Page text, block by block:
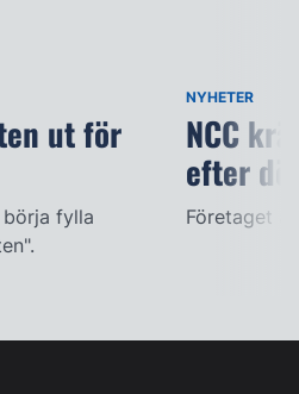
ut för
fylla
NYHETER
NCC
efter
Företaget